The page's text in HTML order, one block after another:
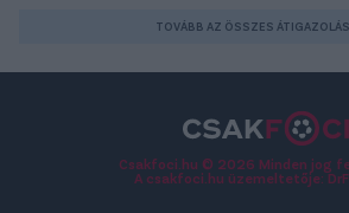
TOVÁBB AZ ÖSSZES
Csakfoci.hu © 2026 Minden jog
A csakfoci.hu üzemeltetője: